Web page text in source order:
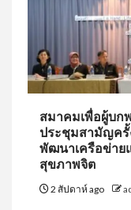
สมาคมเพื่อผู้บก
ประชุมสามัญครั้
พัฒนาเครือข่าย
สุขภาพจิต
2 สัปดาห์ ago